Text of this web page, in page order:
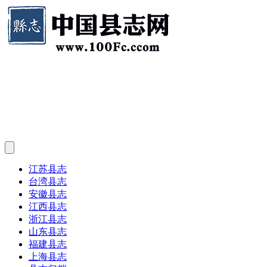
江苏县志
台湾县志
安徽县志
江西县志
浙江县志
山东县志
福建县志
上海县志